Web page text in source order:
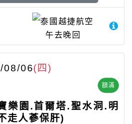
泰國越捷航空
午去晚回
額滿
08/06(四)
樂園.首爾塔.聖水洞.明
走人蔘保肝)